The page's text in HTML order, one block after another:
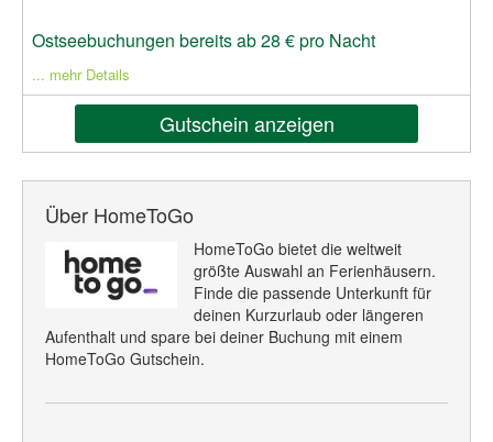
Ostseebuchungen bereits ab 28 € pro Nacht
... mehr Details
Gutschein anzeigen
Über HomeToGo
HomeToGo bietet die weltweit
größte Auswahl an Ferienhäusern.
Finde die passende Unterkunft für
deinen Kurzurlaub oder längeren
Aufenthalt und spare bei deiner Buchung mit einem
HomeToGo Gutschein.